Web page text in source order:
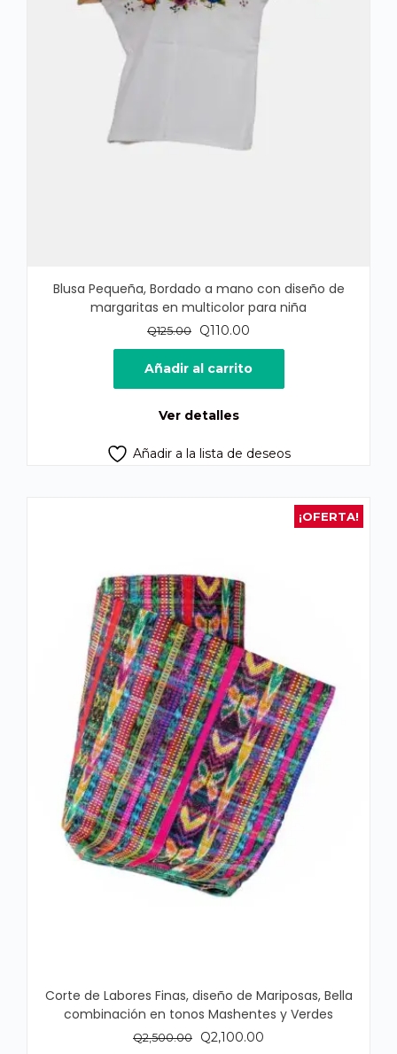
Blusa Pequeña, Bordado a mano con diseño de
margaritas en multicolor para niña
Q125.00
El
precio
original
era:
Q110.00
precio
actual
es:
Añadir al carrito
Ver detalles
Añadir a la lista de deseos
¡OFERTA!
Corte de Labores Finas, diseño de Mariposas, Bella
combinación en tonos Mashentes y Verdes
Q2,500.00
El
Q2,100.00